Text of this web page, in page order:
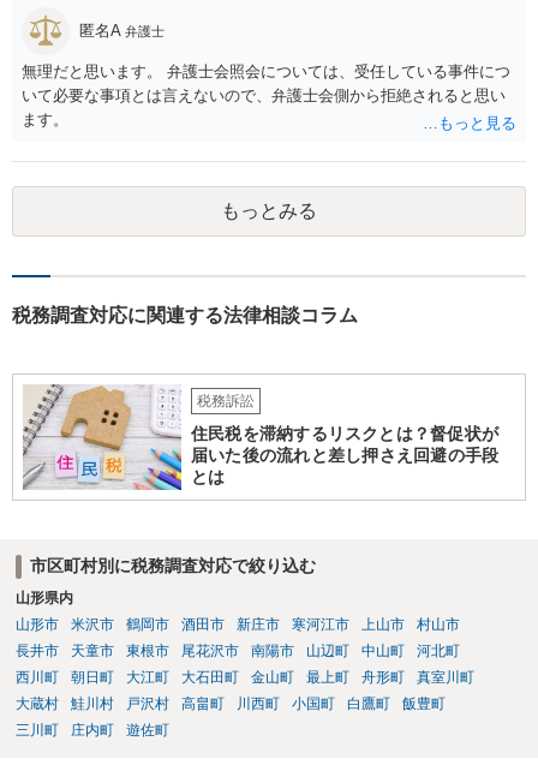
匿名A 弁護士
無理だと思います。 弁護士会照会については、受任している事件につ
いて必要な事項とは言えないので、弁護士会側から拒絶されると思い
ます。
もっとみる
税務調査対応に関連する法律相談コラム
税務訴訟
住民税を滞納するリスクとは？督促状が
届いた後の流れと差し押さえ回避の手段
とは
市区町村別に税務調査対応で絞り込む
山形県内
山形市
米沢市 鶴岡市 酒田市 新庄市 寒河江市 上山市
村山市
長井市
天童市 東根市 尾花沢市 南陽市 山辺町 中山町
河北町
西川町
朝日町 大江町 大石田町 金山町 最上町 舟形町
真室川町
大蔵村
鮭川村 戸沢村 高畠町 川西町 小国町 白鷹町
飯豊町
三川町
庄内町 遊佐町